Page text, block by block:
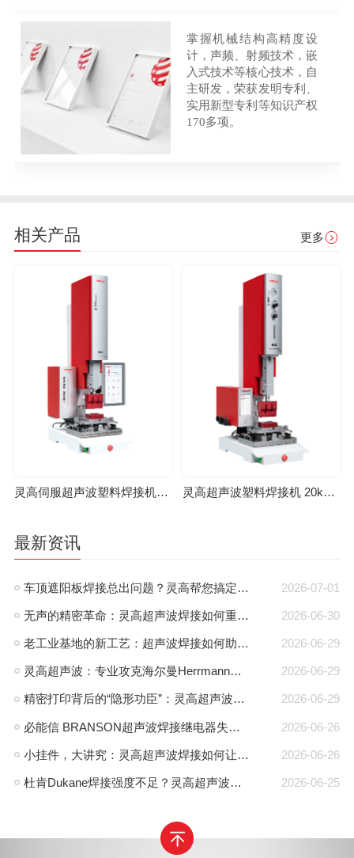
掌握机械结构高精度设
计，声频、射频技术，嵌
入式技术等核心技术，自
主研发，荣获发明专利、
实用新型专利等知识产权
170多项。
相关产品 更多
灵高伺服超声波塑料焊接机 20kHz 2000/3000W K3000 Servo 灵高超声波塑料焊接机 20kHz 2000/3000W K3000 Pro
最新资讯
2026-07-01
车顶遮阳板焊接总出问题？灵高帮您搞定泰索迡克焊头设计缺陷
2026-06-30
无声的精密革命：灵高超声波焊接如何重塑路由器外壳制造？
2026-06-29
老工业基地的新工艺：超声波焊接如何助力沈阳制造转型？
2026-06-29
灵高超声波：专业攻克海尔曼Herrmann焊接机电路板短路难题
2026-06-29
精密打印背后的“隐形功臣”：灵高超声波焊接如何让喷墨头支架更可靠？
2026-06-26
必能信 BRANSON超声波焊接继电器失效怎么办？灵高超声波“四步维修法”精准破局
2026-06-26
小挂件，大讲究：灵高超声波焊接如何让手机挂件更“抗造”？
2026-06-25
杜肯Dukane焊接强度不足？灵高超声波帮您精准破局